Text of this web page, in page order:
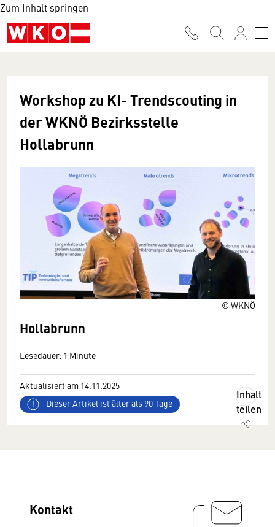
Zum Inhalt springen
© WKNÖ
Workshop zu KI- Trendscouting in
der WKNÖ Bezirksstelle
Hollabrunn
Hollabrunn
Lesedauer: 1 Minute
Aktualisiert am 14.11.2025
Dieser Artikel ist älter als 90 Tage
Inhalt
teilen
Kontakt